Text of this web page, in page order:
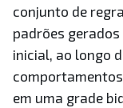
conjunto de
padrões
inicial, ao longo
em uma grade